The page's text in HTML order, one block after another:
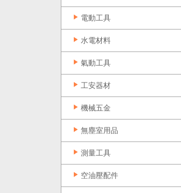
電動工具
水電材料
氣動工具
工安器材
機械五金
無塵室用品
測量工具
空油壓配件